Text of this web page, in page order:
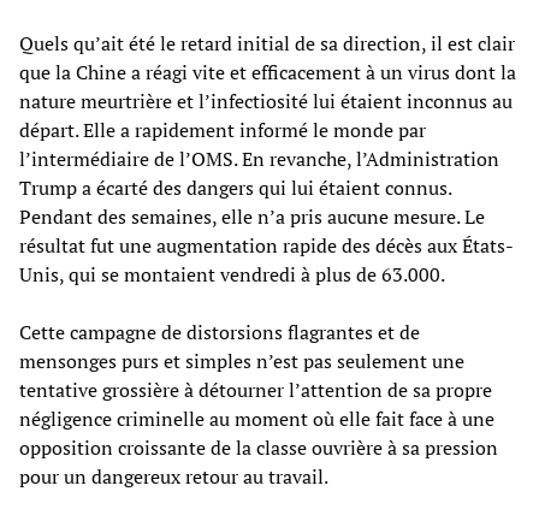
Quels qu’ait été le retard initial de sa direction, il est clair
que la Chine a réagi vite et efficacement à un virus dont la
nature meurtrière et l’infectiosité lui étaient inconnus au
départ. Elle a rapidement informé le monde par
l’intermédiaire de l’OMS. En revanche, l’Administration
Trump a écarté des dangers qui lui étaient connus.
Pendant des semaines, elle n’a pris aucune mesure. Le
résultat fut une augmentation rapide des décès aux États-
Unis, qui se montaient vendredi à plus de 63.000.
Cette campagne de distorsions flagrantes et de
mensonges purs et simples n’est pas seulement une
tentative grossière à détourner l’attention de sa propre
négligence criminelle au moment où elle fait face à une
opposition croissante de la classe ouvrière à sa pression
pour un dangereux retour au travail.